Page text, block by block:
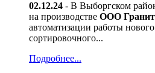
02.12.24 - В Выборгском
на производстве ООО Гранит
автоматизации работы
сортировочного...
Подробнее...